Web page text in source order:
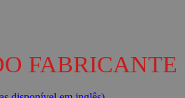
FABRICANTE